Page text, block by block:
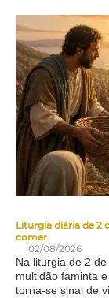
Liturgia diária de 2
comer
02/08/2026
Na liturgia de 2
multidão faminta
torna-se sinal de